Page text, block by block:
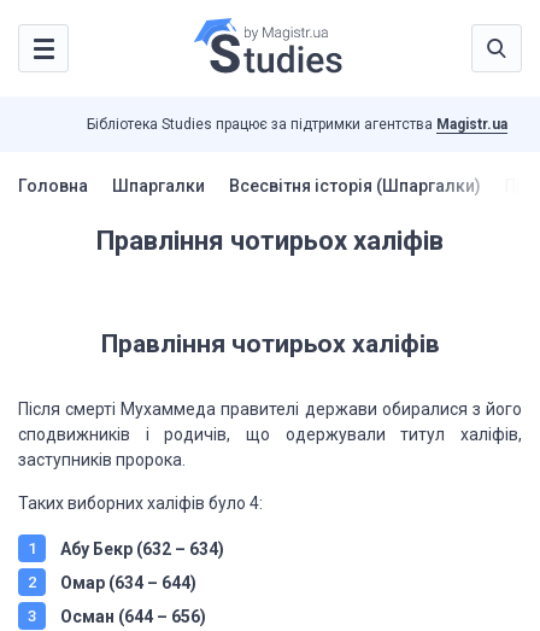
Бібліотека Studies працює за підтримки агентства Magistr.ua
Головна Шпаргалки Всесвітня історія (Шпаргалки)
Правління чотирьох халіфів
Правління чотирьох халіфів
Після смерті Мухаммеда правителі держави обиралися з його
сподвижників і родичів, що одержували титул халіфів,
заступників пророка.
Таких виборних халіфів було 4:
Абу Бекр (632 – 634)
Омар (634 – 644)
Осман (644 – 656)